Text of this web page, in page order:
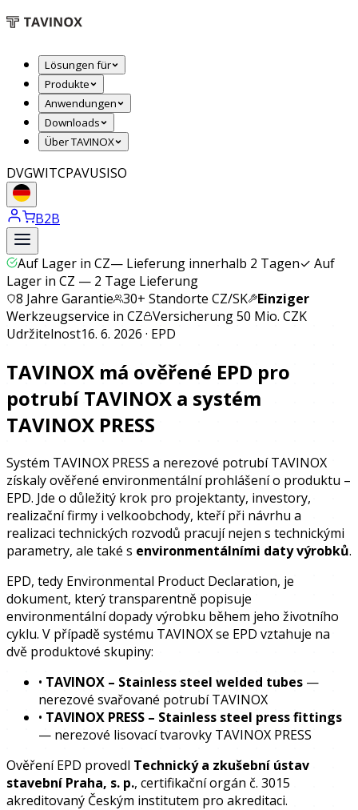
Lösungen für
Produkte
Anwendungen
Downloads
Über TAVINOX
DVGWITCPAVUSISO
B2B
Auf Lager in CZ— Lieferung innerhalb 2 Tagen✓ Auf
Lager in CZ — 2 Tage Lieferung
8 Jahre Garantie 30+ Standorte CZ/SK Einziger
Werkzeugservice in CZ Versicherung 50 Mio. CZK
Udržitelnost16. 6. 2026 · EPD
TAVINOX má ověřené EPD pro
potrubí TAVINOX a systém
TAVINOX PRESS
Systém TAVINOX PRESS a nerezové potrubí TAVINOX
získaly ověřené environmentální prohlášení o produktu –
EPD. Jde o důležitý krok pro projektanty, investory,
realizační firmy i velkoobchody, kteří při návrhu a
realizaci technických rozvodů pracují nejen s technickými
parametry, ale také s environmentálními daty výrobků.
EPD, tedy Environmental Product Declaration, je
dokument, který transparentně popisuje
environmentální dopady výrobku během jeho životního
cyklu. V případě systému TAVINOX se EPD vztahuje na
dvě produktové skupiny:
• TAVINOX – Stainless steel welded tubes —
nerezové svařované potrubí TAVINOX
• TAVINOX PRESS – Stainless steel press fittings
— nerezové lisovací tvarovky TAVINOX PRESS
Ověření EPD provedl Technický a zkušební ústav
stavební Praha, s. p., certifikační orgán č. 3015
akreditovaný Českým institutem pro akreditaci.